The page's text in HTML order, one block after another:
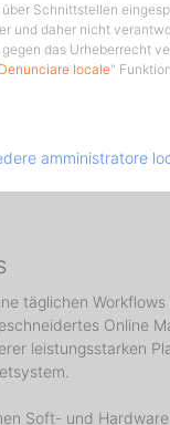
Schnittstellen
und daher nicht
gegen das Urheberrecht
Denunciare locale"
amministratore
täglichen
Online
leistungsstarken
Soft- und